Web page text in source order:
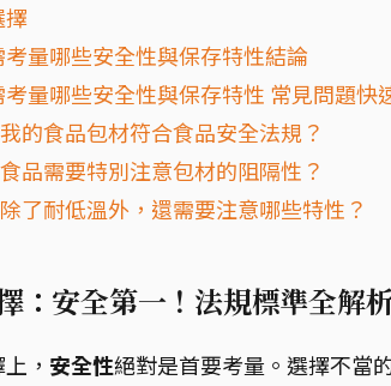
擇
量哪些安全性與保存特性結論
量哪些安全性與保存特性 常見問題快
的食品包材符合食品安全法規？
品需要特別注意包材的阻隔性？
了耐低溫外，還需要注意哪些特性？
：安全第一！法規標準全解
， 安全性絕對是首要考量。選擇不當